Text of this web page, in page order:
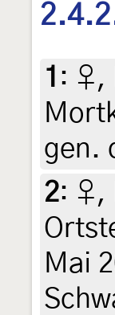
1 : ♀,
gen.
2: ♀,
Mai